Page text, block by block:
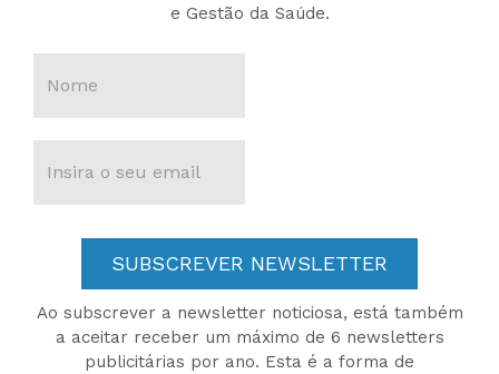
e Gestão da Saúde.
SUBSCREVER NEWSLETTER
Ao subscrever a newsletter noticiosa, está também
a aceitar receber um máximo de 6 newsletters
publicitárias por ano. Esta é a forma de